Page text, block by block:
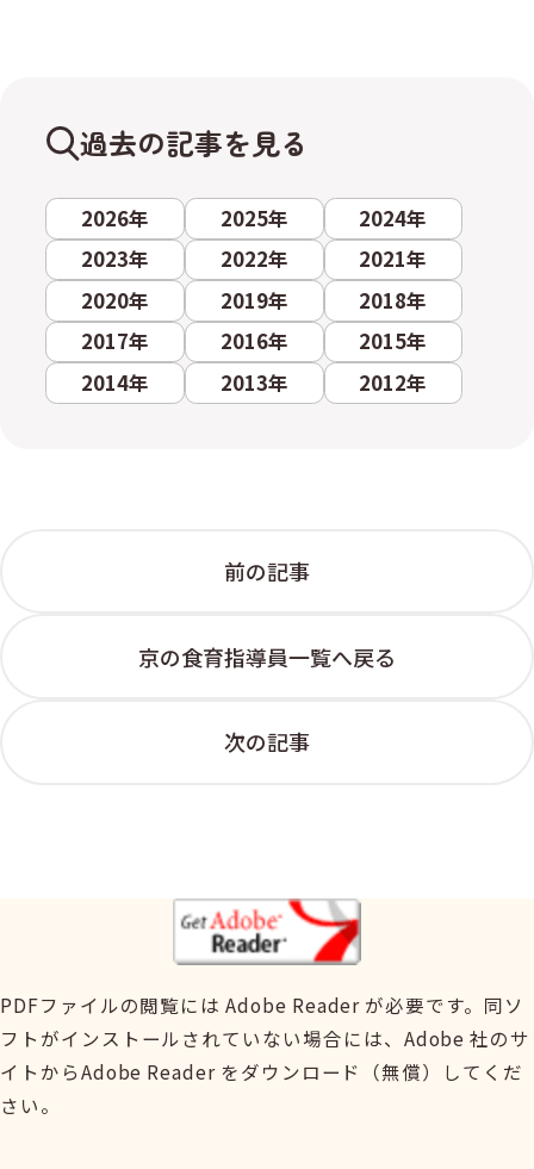
過去の記事を見る
2026年 2025年
2024年
2023年
2022年
2021年
2020年
2019年
2018年
2017年
2016年
2015年
2014年
2013年 2012年
前の記事
京の食育指導員一覧へ戻る
次の記事
PDFファイルの閲覧には Adobe Reader が必要です。同ソ
フトがインストールされていない場合には、Adobe 社のサ
イトからAdobe Reader をダウンロード（無償）してくだ
さい。